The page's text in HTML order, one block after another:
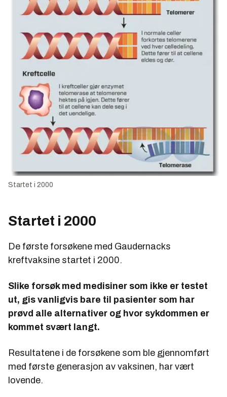
Startet i 2000
Startet i 2000
De første forsøkene med Gaudernacks
kreftvaksine startet i 2000.
Slike forsøk med medi­siner som ikke er testet
ut, gis vanligvis bare til pasienter­ som har
prøvd alle alternativer og hvor sykdommen er
kommet svært langt.
Resultatene i de forsøkene som ble gjennomført
med første generasjon av vaksinen, har vært
lovende.